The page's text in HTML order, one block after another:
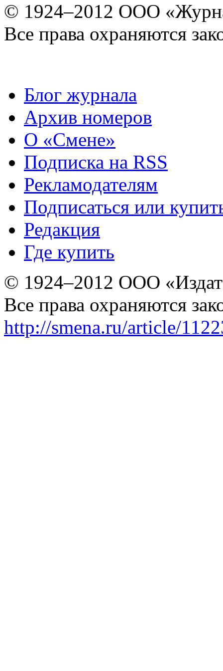
© 1924–2012 ООО
Все права охраняются
Блог журнала
Архив номеров
О «Смене»
Подписка на RSS
Рекламодателям
Подписаться или
Редакция
Где купить
© 1924–2012 ООО
Все права охраняются
http://smena.ru/article/